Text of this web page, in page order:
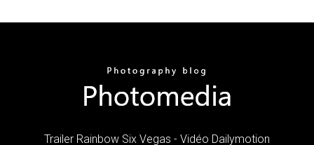
Trailer Rainbow Six Vegas - Vidéo Dailymotion